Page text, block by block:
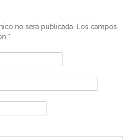
no será publicada. Los campos
*